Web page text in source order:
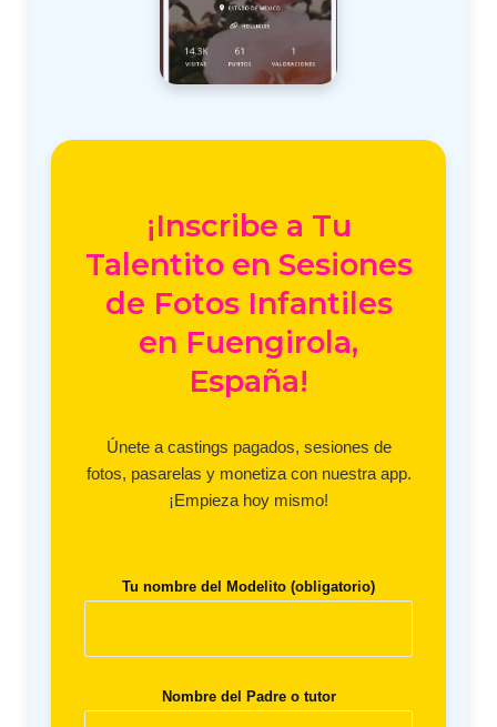
¡Inscribe a Tu
Talentito en Sesiones
de Fotos Infantiles
en Fuengirola,
España!
Únete a castings pagados, sesiones de
fotos, pasarelas y monetiza con nuestra app.
¡Empieza hoy mismo!
Tu nombre del Modelito (obligatorio)
Nombre del Padre o tutor